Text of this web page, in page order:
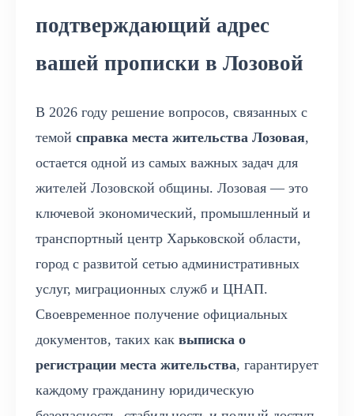
подтверждающий адрес
вашей прописки в Лозовой
В 2026 году решение вопросов, связанных с
темой справка места жительства Лозовая,
остается одной из самых важных задач для
жителей Лозовской общины. Лозовая — это
ключевой экономический, промышленный и
транспортный центр Харьковской области,
город с развитой сетью административных
услуг, миграционных служб и ЦНАП.
Своевременное получение официальных
документов, таких как выписка о
регистрации места жительства, гарантирует
каждому гражданину юридическую